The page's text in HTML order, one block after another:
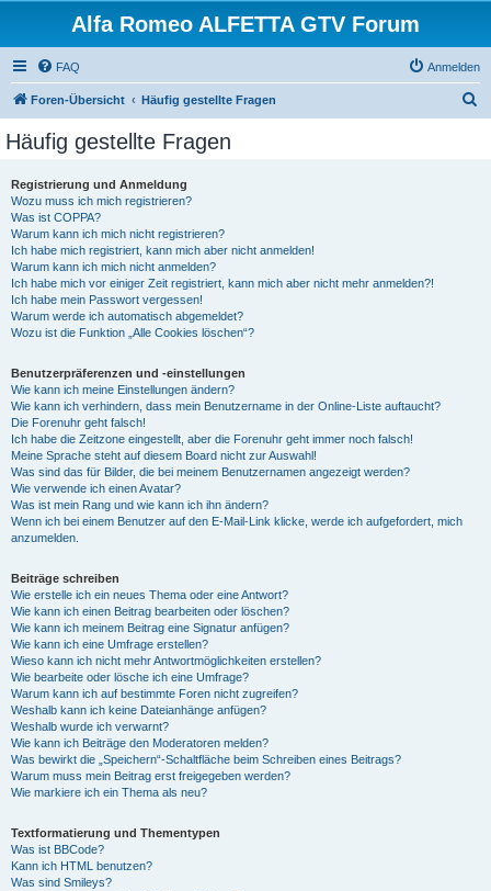
Alfa Romeo ALFETTA GTV Forum
FAQ Anmelden
Foren-Übersicht Häufig gestellte Fragen
Häufig gestellte Fragen
Registrierung und Anmeldung
Wozu muss ich mich registrieren?
Was ist COPPA?
Warum kann ich mich nicht registrieren?
Ich habe mich registriert, kann mich aber nicht anmelden!
Warum kann ich mich nicht anmelden?
Ich habe mich vor einiger Zeit registriert, kann mich aber nicht mehr anmelden?!
Ich habe mein Passwort vergessen!
Warum werde ich automatisch abgemeldet?
Wozu ist die Funktion „Alle Cookies löschen“?
Benutzerpräferenzen und -einstellungen
Wie kann ich meine Einstellungen ändern?
Wie kann ich verhindern, dass mein Benutzername in der Online-Liste auftaucht?
Die Forenuhr geht falsch!
Ich habe die Zeitzone eingestellt, aber die Forenuhr geht immer noch falsch!
Meine Sprache steht auf diesem Board nicht zur Auswahl!
Was sind das für Bilder, die bei meinem Benutzernamen angezeigt werden?
Wie verwende ich einen Avatar?
Was ist mein Rang und wie kann ich ihn ändern?
Wenn ich bei einem Benutzer auf den E-Mail-Link klicke, werde ich aufgefordert, mich
anzumelden.
Beiträge schreiben
Wie erstelle ich ein neues Thema oder eine Antwort?
Wie kann ich einen Beitrag bearbeiten oder löschen?
Wie kann ich meinem Beitrag eine Signatur anfügen?
Wie kann ich eine Umfrage erstellen?
Wieso kann ich nicht mehr Antwortmöglichkeiten erstellen?
Wie bearbeite oder lösche ich eine Umfrage?
Warum kann ich auf bestimmte Foren nicht zugreifen?
Weshalb kann ich keine Dateianhänge anfügen?
Weshalb wurde ich verwarnt?
Wie kann ich Beiträge den Moderatoren melden?
Was bewirkt die „Speichern“-Schaltfläche beim Schreiben eines Beitrags?
Warum muss mein Beitrag erst freigegeben werden?
Wie markiere ich ein Thema als neu?
Textformatierung und Thementypen
Was ist BBCode?
Kann ich HTML benutzen?
Was sind Smileys?